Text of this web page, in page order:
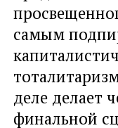
самым
деле делает
финальной